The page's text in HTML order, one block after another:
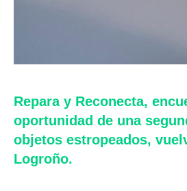
Repara y Reconecta,
oportunidad de una
objetos estropeados,
Logroño.